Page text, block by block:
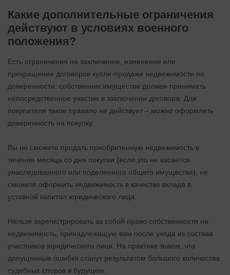
Какие дополнительные ограничения
действуют в условиях военного
положения?
Есть ограничения на заключение, изменение или
прекращение договоров купли-продажи недвижимости по
доверенности: собственник имущества должен принимать
непосредственное участие в заключении договора. Для
покупателя такое правило не действует – можно оформлять
доверенность на покупку.
Вы не сможете продать приобретенную недвижимость в
течение месяца со дня покупки (если это не касается
унаследованного или поделенного общего имущества), не
сможете оформить недвижимость в качестве вклада в
уставной капитал юридического лица.
Нельзя зарегистрировать за собой право собственности на
недвижимость, принадлежащую вам после ухода из состава
участников юридического лица. На практике знаем, что
допущенные ошибки станут результатом большого количества
судебных споров в будущем.